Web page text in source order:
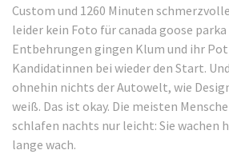
Custom und 1260 Minuten
leider kein Foto für canada goose
Entbehrungen gingen Klum und ihr
Kandidatinnen bei wieder den Start.
ohnehin nichts der Autowelt, wie
weiß. Das ist okay. Die meisten
schlafen nachts nur leicht: Sie wachen
lange wach.